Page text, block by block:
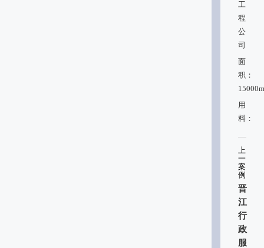
工
程
公
司
面
积：
用
料：
上
一
案
例
晋
江
行
政
服